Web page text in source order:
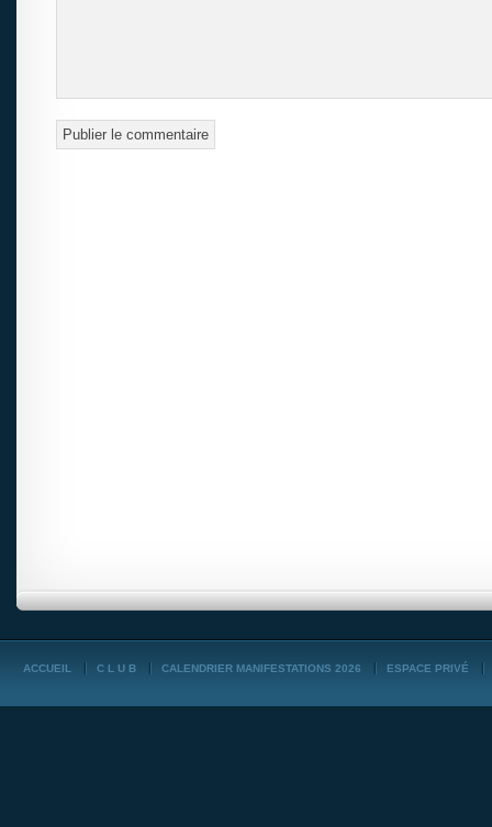
ACCUEIL C L U B CALENDRIER MANIFESTATIONS 2026 ESPACE PRIVÉ